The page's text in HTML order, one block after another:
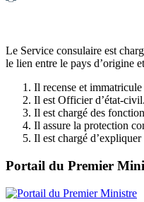
Le Service consulaire est
le lien entre le pays d’origine
Il recense et
Il est Officier d’état-civil.
Il est chargé des
Il assure la protection
Il est chargé
Portail du Premier